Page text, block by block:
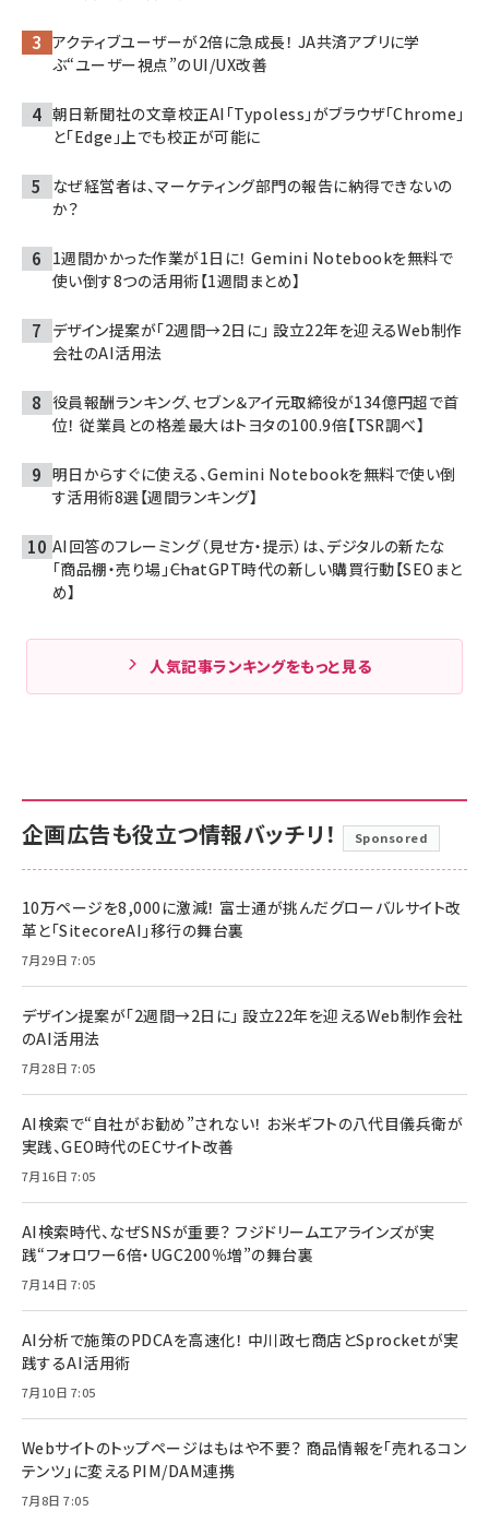
アクティブユーザーが2倍に急成長！ JA共済アプリに学
ぶ“ユーザー視点”のUI/UX改善
朝日新聞社の文章校正AI「Typoless」がブラウザ「Chrome」
と「Edge」上でも校正が可能に
なぜ経営者は、マーケティング部門の報告に納得できないの
か？
1週間かかった作業が1日に！ Gemini Notebookを無料で
使い倒す8つの活用術【1週間まとめ】
デザイン提案が「2週間→2日に」 設立22年を迎えるWeb制作
会社のAI活用法
役員報酬ランキング、セブン＆アイ元取締役が134億円超で首
位！ 従業員との格差最大はトヨタの100.9倍【TSR調べ】
明日からすぐに使える、Gemini Notebookを無料で使い倒
す活用術8選【週間ランキング】
AI回答のフレーミング（見せ方・提示）は、デジタルの新たな
「商品棚・売り場」――ChatGPT時代の新しい購買行動【SEOまと
め】
人気記事ランキングをもっと見る
企画広告も役立つ情報バッチリ！ Sponsored
10万ページを8,000に激減！ 富士通が挑んだグローバルサイト改
革と「SitecoreAI」移行の舞台裏
7月29日 7:05
デザイン提案が「2週間→2日に」 設立22年を迎えるWeb制作会社
のAI活用法
7月28日 7:05
AI検索で“自社がお勧め”されない！ お米ギフトの八代目儀兵衛が
実践、GEO時代のECサイト改善
7月16日 7:05
AI検索時代、なぜSNSが重要？ フジドリームエアラインズが実
践“フォロワー6倍・UGC200％増”の舞台裏
7月14日 7:05
AI分析で施策のPDCAを高速化！ 中川政七商店とSprocketが実
践するAI活用術
7月10日 7:05
Webサイトのトップページはもはや不要？ 商品情報を「売れるコン
テンツ」に変えるPIM/DAM連携
7月8日 7:05